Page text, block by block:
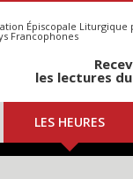
Épiscopale Liturgique
Francophones
les lectures
LES HEURES